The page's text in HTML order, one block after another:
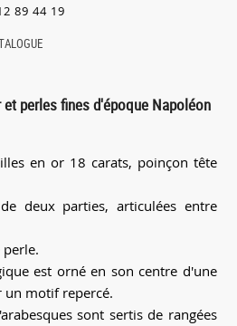
89 44 19
perles fines d'époque Napoléon
en or 18 carats, poinçon tête
deux parties, articulées entre
perle.
est orné en son centre d'une
un motif repercé.
sont sertis de rangées